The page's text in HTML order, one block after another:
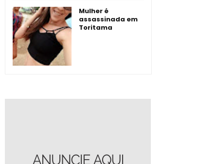
Mulher é
assassinada em
Toritama